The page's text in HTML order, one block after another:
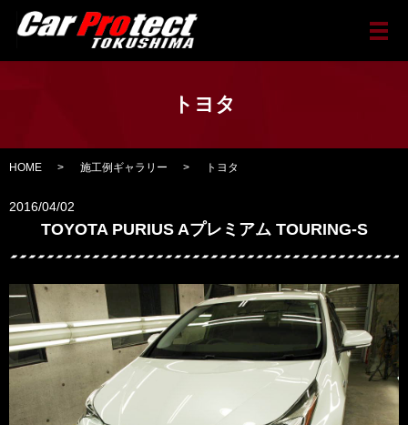
メ
トヨタ
HOME 施工例ギャラリー トヨタ
2016/04/02
TOYOTA PURIUS Aプレミアム TOURING-S